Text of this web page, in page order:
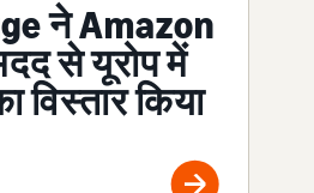
ने Amazon
से यूरोप में
विस्तार किया